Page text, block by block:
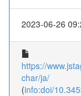
2023-06-26
https://
char/ja/
(info:doi/